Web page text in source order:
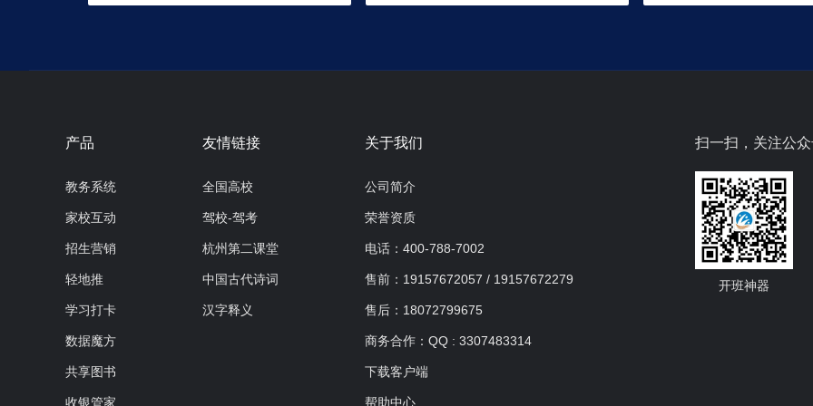
产品
教务系统
家校互动
招生营销
轻地推
学习打卡
数据魔方
共享图书
收银管家
友情链接
全国高校
驾校-驾考
杭州第二课堂
中国古代诗词
汉字释义
关于我们
公司简介
荣誉资质
电话：400-788-7002
售前：19157672057 / 19157672279
售后：18072799675
商务合作：QQ : 3307483314
下载客户端
帮助中心
扫一扫，关注公众
开班神器